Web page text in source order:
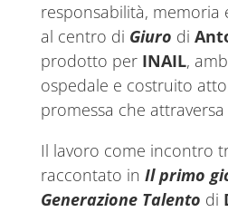
responsabilità, memoria
al centro di Giuro di
prodotto per INAIL,
ospedale e costruito
promessa che
Il lavoro come incontro
raccontato in Il primo
Generazione Talento di